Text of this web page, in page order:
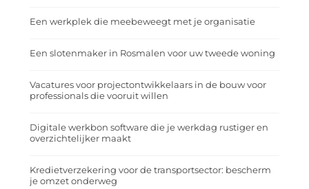
Een werkplek die meebeweegt met je organisatie
Een slotenmaker in Rosmalen voor uw tweede woning
Vacatures voor projectontwikkelaars in de bouw voor
professionals die vooruit willen
Digitale werkbon software die je werkdag rustiger en
overzichtelijker maakt
Kredietverzekering voor de transportsector: bescherm
je omzet onderweg